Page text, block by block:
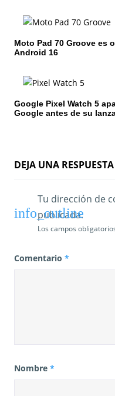
e
e
r
d
Moto Pad 70 Groove es
Android 16
Google Pixel Watch 5
Google antes de su
DEJA UNA RESPUESTA
Tu dirección de
publicada.
Los campos
Comentario *
Nombre *